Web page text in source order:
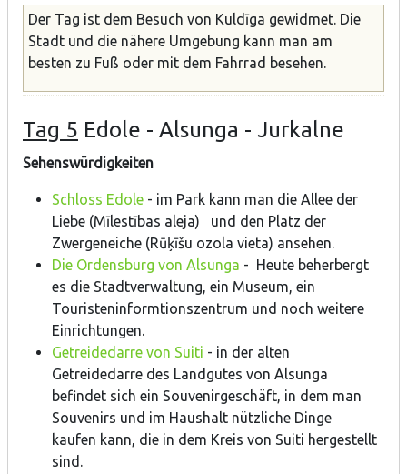
Der Tag ist dem Besuch von Kuldīga gewidmet. Die
Stadt und die nähere Umgebung kann man am
besten zu Fuß oder mit dem Fahrrad besehen.
Tag 5 Edole - Alsunga - Jurkalne
Sehenswürdigkeiten
Schloss Edole - im Park kann man die Allee der
Liebe (Mīlestības aleja) und den Platz der
Zwergeneiche (Rūķīšu ozola vieta) ansehen.
Die Ordensburg von Alsunga - Heute beherbergt
es die Stadtverwaltung, ein Museum, ein
Touristeninformtionszentrum und noch weitere
Einrichtungen.
Getreidedarre von Suiti - in der alten
Getreidedarre des Landgutes von Alsunga
befindet sich ein Souvenirgeschäft, in dem man
Souvenirs und im Haushalt nützliche Dinge
kaufen kann, die in dem Kreis von Suiti hergestellt
sind.